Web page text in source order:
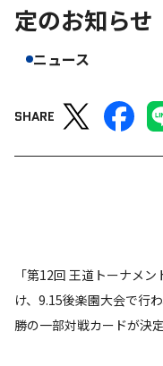
定のお知らせ
ニュース
SHARE
「第12回 王道トーナメ
け、9.15後楽園大会で行
勝の一部対戦カードが決